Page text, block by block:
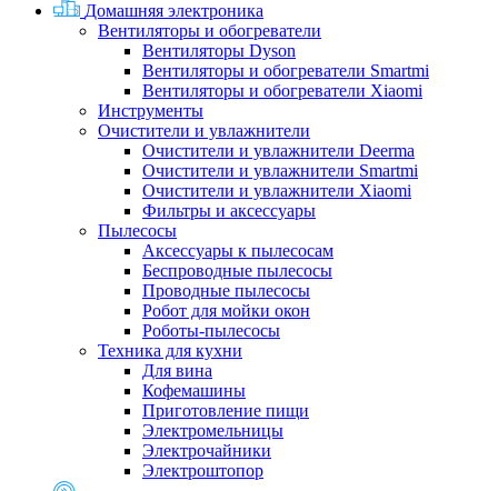
Домашняя электроника
Вентиляторы и обогреватели
Вентиляторы Dyson
Вентиляторы и обогреватели Smartmi
Вентиляторы и обогреватели Xiaomi
Инструменты
Очистители и увлажнители
Очистители и увлажнители Deerma
Очистители и увлажнители Smartmi
Очистители и увлажнители Xiaomi
Фильтры и аксессуары
Пылесосы
Аксессуары к пылесосам
Беспроводные пылесосы
Проводные пылесосы
Робот для мойки окон
Роботы-пылесосы
Техника для кухни
Для вина
Кофемашины
Приготовление пищи
Электромельницы
Электрочайники
Электроштопор